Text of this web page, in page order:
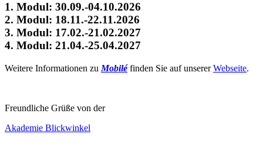
1. Modul: 30.09.-04.10.2026
2. Modul: 18.11.-22.11.2026
3. Modul: 17.02.-21.02.2027
4. Modul: 21.04.-25.04.2027
Weitere Informationen zu Mobiléfinden Sie auf unsererWebseite.
Freundliche Grüße von der
Akademie Blickwinkel